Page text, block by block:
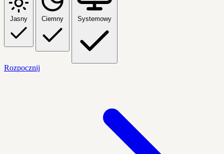
Jasny Ciemny Systemowy
Rozpocznij